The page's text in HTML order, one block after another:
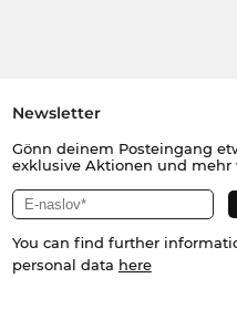
Newsletter
Gönn deinem Posteingang
exklusive Aktionen und mehr
You can find further
personal data here